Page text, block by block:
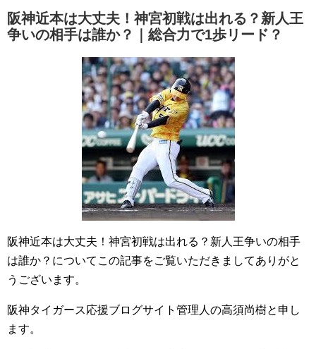
阪神近本は大丈夫！神宮初戦は出れる？新人王
争いの相手は誰か？｜総合力で1歩リード？
阪神近本は大丈夫！神宮初戦は出れる？新人王争いの相手
は誰か？についてこの記事をご覧いただきましてありがと
うございます。
阪神タイガース応援ブログサイト管理人の高須尚樹と申し
ます。